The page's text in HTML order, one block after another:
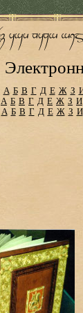
А Б В Г Д Е Ж З
А Б В Г Д Е Ж З И
А Б В Г Д Е Ж З И